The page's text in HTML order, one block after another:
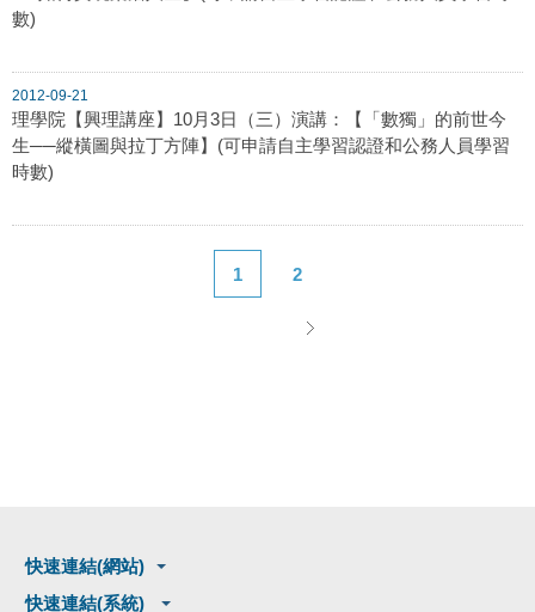
數)
2012-09-21
理學院【興理講座】10月3日（三）演講：【「數獨」的前世今
生──縱橫圖與拉丁方陣】(可申請自主學習認證和公務人員學習
時數)
1 2
快速連結(網站)
快速連結(系統)